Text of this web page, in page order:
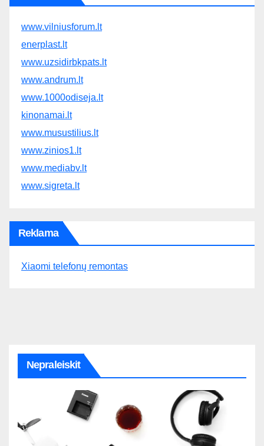
www.vilniusforum.lt
enerplast.lt
www.uzsidirbkpats.lt
www.andrum.lt
www.1000odiseja.lt
kinonamai.lt
www.musustilius.lt
www.zinios1.lt
www.mediabv.lt
www.sigreta.lt
Reklama
Xiaomi telefonų remontas
Nepraleiskit